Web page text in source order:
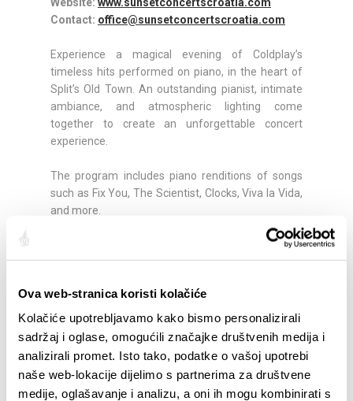
Ova web-stranica koristi kolačiće
Kolačiće upotrebljavamo kako bismo personalizirali
sadržaj i oglase, omogućili značajke društvenih medija i
analizirali promet. Isto tako, podatke o vašoj upotrebi
naše web-lokacije dijelimo s partnerima za društvene
medije, oglašavanje i analizu, a oni ih mogu kombinirati s
Contact: office@sunsetconcertscroatia.com
Experience a magical evening of Coldplay’s
timeless hits performed on piano, in the heart of
Split’s Old Town. An outstanding pianist, intimate
ambiance, and atmospheric lighting come
together to create an unforgettable concert
experience.
The program includes piano renditions of songs
such as Fix You, The Scientist, Clocks, Viva la Vida,
and more.
More information:
https://www.facebook.com/events/765119986031091/
Podijelite: